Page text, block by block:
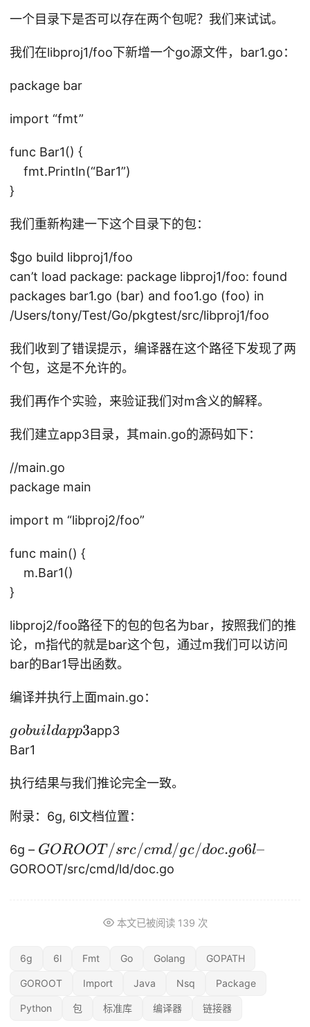
U
rs
/t
on
y/
in
/g
o1
4/
sr
c/
li
b
pr
oj
2/
r
ro
则
是
包
名
一个目录下是否可以存在两个包呢？我们来试试。
我们在libproj1/foo下新增一个go源文件，bar1.go：
package bar
import “fmt”
func Bar1() {
fmt.Println(“Bar1”)
}
我们重新构建一下这个目录下的包：
$go build libproj1/foo
can’t load package: package libproj1/foo: found
packages bar1.go (bar) and foo1.go (foo) in
/Users/tony/Test/Go/pkgtest/src/libproj1/foo
我们收到了错误提示，编译器在这个路径下发现了两
个包，这是不允许的。
我们再作个实验，来验证我们对m含义的解释。
我们建立app3目录，其main.go的源码如下：
//main.go
package main
import m “libproj2/foo”
func main() {
m.Bar1()
}
libproj2/foo路径下的包的包名为bar，按照我们的推
论，m指代的就是bar这个包，通过m我们可以访问
bar的Bar1导出函数。
编译并执行上面main.go：
g
o
u
d
p
p
gobuildapp3app3
Bar1
执行结果与我们推论完全一致。
附录：6g, 6l文档位置：
6g – G
O
sr
c
/
GOROOT /src/cmd/gc/doc.go6l–
GOROOT/src/cmd/ld/doc.go
本文已被阅读 139 次
6g 6l Fmt Go Golang GOPATH
GOROOT Import Java Nsq Package
Python 包 标准库 编译器 链接器